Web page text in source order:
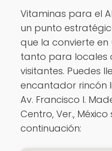
Vitaminas para el
un punto
que la convierte
tanto para locales
visitantes. Puedes
encantador rincón
Av. Francisco I.
Centro, Ver.,
continuación: